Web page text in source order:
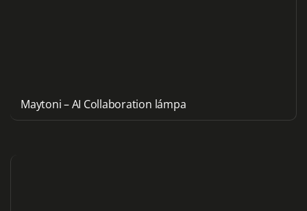
Maytoni – AI Collaboration lámpa